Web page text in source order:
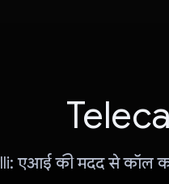
एआई की मदद से कॉल